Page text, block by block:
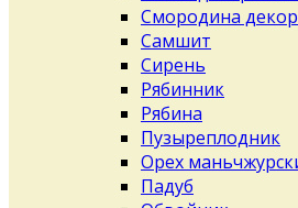
Смородина
Самшит
Сирень
Рябинник
Рябина
Пузыреплодник
Орех
Падуб